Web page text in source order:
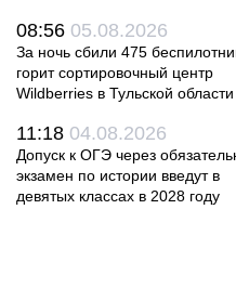
08:56 05.08.2026
За ночь сбили 475
горит сортировочный центр
Wildberries в Тульской области
11:18 04.08.2026
Допуск к ОГЭ через
экзамен по истории введут в
девятых классах в 2028 году